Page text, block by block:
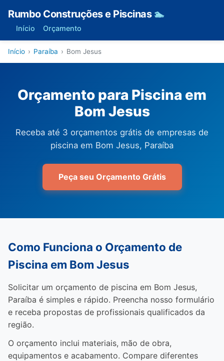
Rumbo Construções e Piscinas 🏊
Início Orçamento
Início › Paraíba › Bom Jesus
Orçamento para Piscina em
Bom Jesus
Receba até 3 orçamentos grátis de empresas de
piscina em Bom Jesus, Paraíba
Peça seu Orçamento Grátis
Como Funciona o Orçamento de
Piscina em Bom Jesus
Solicitar um orçamento de piscina em Bom Jesus,
Paraíba é simples e rápido. Preencha nosso formulário
e receba propostas de profissionais qualificados da
região.
O orçamento inclui materiais, mão de obra,
equipamentos e acabamento. Compare diferentes